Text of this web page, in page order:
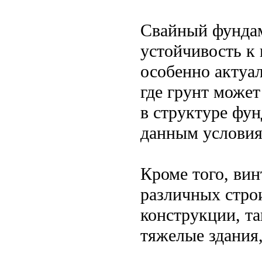
Свайный
устойчивость
особенно
где грунт
в структуре
данным
Кроме того,
различных
конструкции,
тяжелые